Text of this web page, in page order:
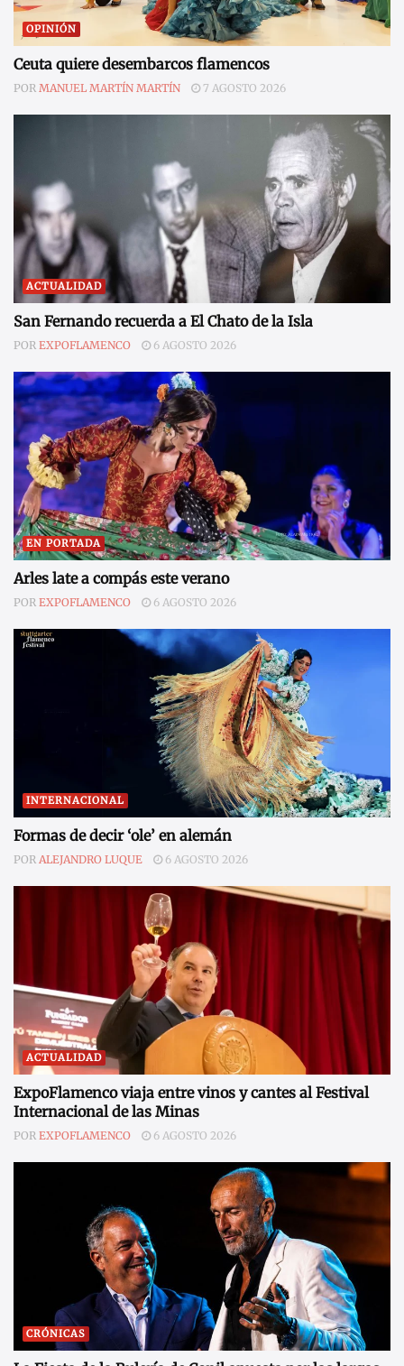
OPINIÓN
Ceuta quiere desembarcos flamencos
POR MANUEL MARTÍN MARTÍN 7 AGOSTO 2026
ACTUALIDAD
San Fernando recuerda a El Chato de la Isla
POR EXPOFLAMENCO 6 AGOSTO 2026
EN PORTADA
Arles late a compás este verano
POR EXPOFLAMENCO 6 AGOSTO 2026
INTERNACIONAL
Formas de decir ‘ole’ en alemán
POR ALEJANDRO LUQUE 6 AGOSTO 2026
ACTUALIDAD
ExpoFlamenco viaja entre vinos y cantes al Festival
Internacional de las Minas
POR EXPOFLAMENCO 6 AGOSTO 2026
CRÓNICAS